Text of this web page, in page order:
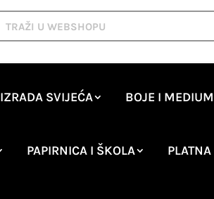
IZRADA SVIJEĆA BOJE I
PAPIRNICA I ŠKOLA